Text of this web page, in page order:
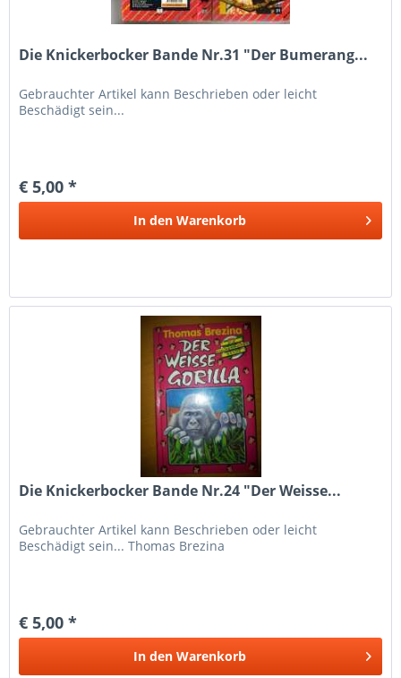
Die Knickerbocker Bande Nr.31 "Der Bumerang...
Gebrauchter Artikel kann Beschrieben oder leicht
Beschädigt sein...
€ 5,00 *
In den Warenkorb
Die Knickerbocker Bande Nr.24 "Der Weisse...
Gebrauchter Artikel kann Beschrieben oder leicht
Beschädigt sein... Thomas Brezina
€ 5,00 *
In den Warenkorb